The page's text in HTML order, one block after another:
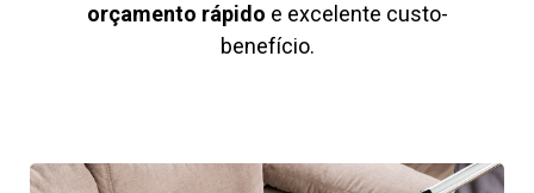
orçamento rápido e excelente custo-
benefício.